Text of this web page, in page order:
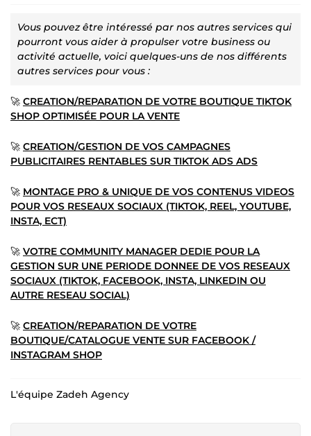
Vous pouvez être intéressé par nos autres services qui
pourront vous aider à propulser votre business ou
activité actuelle, voici quelques-uns de nos différents
autres services pour vous :
🚀 CREATION/REPARATION DE VOTRE BOUTIQUE TIKTOK
SHOP OPTIMISÉE POUR LA VENTE
🚀 CREATION/GESTION DE VOS CAMPAGNES
PUBLICITAIRES RENTABLES SUR TIKTOK ADS ADS
🚀 MONTAGE PRO & UNIQUE DE VOS CONTENUS VIDEOS
POUR VOS RESEAUX SOCIAUX (TIKTOK, REEL, YOUTUBE,
INSTA, ECT)
🚀 VOTRE COMMUNITY MANAGER DEDIE POUR LA
GESTION SUR UNE PERIODE DONNEE DE VOS RESEAUX
SOCIAUX (TIKTOK, FACEBOOK, INSTA, LINKEDIN OU
AUTRE RESEAU SOCIAL)
🚀 CREATION/REPARATION DE VOTRE
BOUTIQUE/CATALOGUE VENTE SUR FACEBOOK /
INSTAGRAM SHOP
L'équipe Zadeh Agency